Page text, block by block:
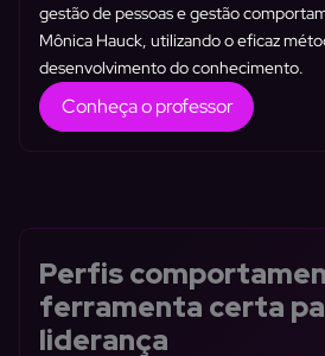
gestão de pessoas e gestão
Mônica Hauck, utilizando o eficaz
desenvolvimento do conhecimento.
Conheça o professor
Perfis
ferramenta certa
liderança